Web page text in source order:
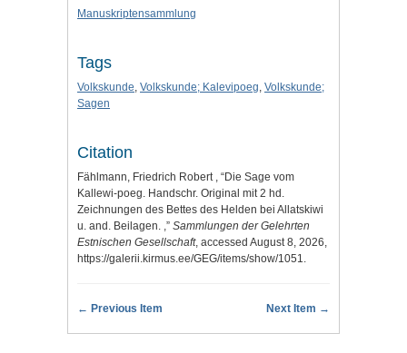
Manuskriptensammlung
Tags
Volkskunde, Volkskunde; Kalevipoeg, Volkskunde;
Sagen
Citation
Fählmann, Friedrich Robert , “Die Sage vom
Kallewi-poeg. Handschr. Original mit 2 hd.
Zeichnungen des Bettes des Helden bei Allatskiwi
u. and. Beilagen. ,” Sammlungen der Gelehrten
Estnischen Gesellschaft, accessed August 8, 2026,
https://galerii.kirmus.ee/GEG/items/show/1051.
← Previous Item Next Item →